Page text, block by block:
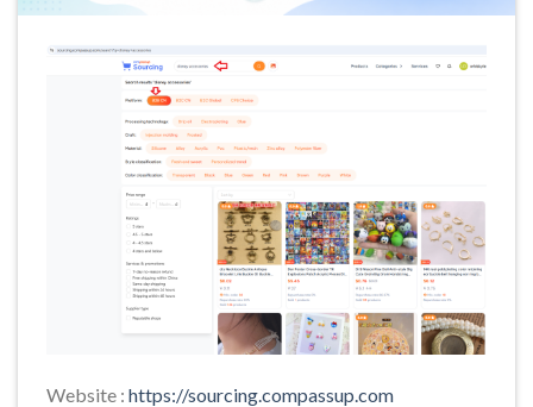
Website : https://sourcing.compassup.com